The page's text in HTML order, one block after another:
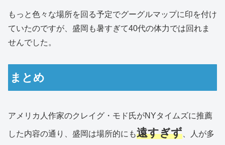
もっと色々な場所を回る予定でグーグルマップに印を付け
ていたのですが、盛岡も暑すぎて40代の体力では回れま
せんでした。
まとめ
アメリカ人作家のクレイグ・モド氏がNYタイムズに推薦
した内容の通り、盛岡は場所的にも遠すぎず 、人が多